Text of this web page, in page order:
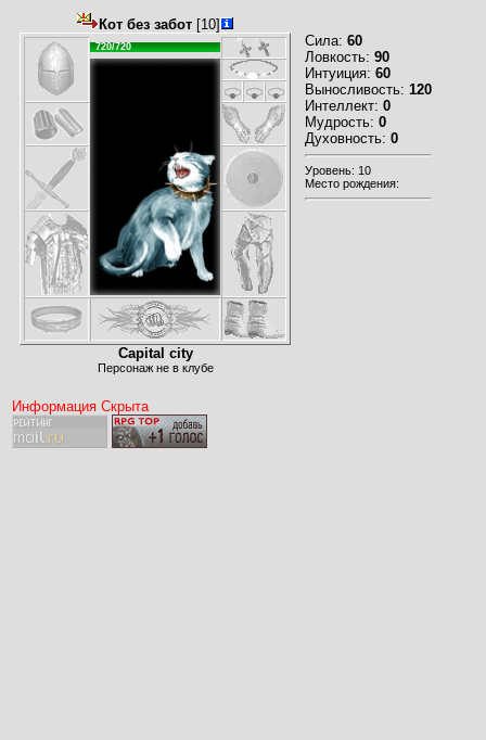
Кот без забот [10]
720/720
Capital city
Персонаж не в клубе
Сила: 60
Ловкость: 90
Интуиция: 60
Выносливость: 120
Интеллект: 0
Мудрость: 0
Духовность: 0
Уровень: 10
Место рождения:
Информация Скрыта